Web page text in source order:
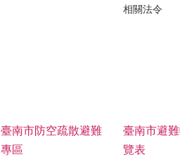
相關法令
臺南市防空疏散避難
專區
臺南市避
覽表